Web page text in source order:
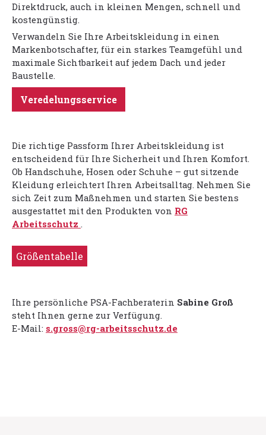
Direktdruck, auch in kleinen Mengen, schnell und
kostengünstig.
Verwandeln Sie Ihre Arbeitskleidung in einen
Markenbotschafter, für ein starkes Teamgefühl und
maximale Sichtbarkeit auf jedem Dach und jeder
Baustelle.
Veredelungsservice
Die richtige Passform Ihrer Arbeitskleidung ist
entscheidend für Ihre Sicherheit und Ihren Komfort.
Ob Handschuhe, Hosen oder Schuhe – gut sitzende
Kleidung erleichtert Ihren Arbeitsalltag. Nehmen Sie
sich Zeit zum Maßnehmen und starten Sie bestens
ausgestattet mit den Produkten von RG
Arbeitsschutz .
Größentabelle
Ihre persönliche PSA-Fachberaterin Sabine Groß
steht Ihnen gerne zur Verfügung.
E-Mail: s.gross@rg-arbeitsschutz.de